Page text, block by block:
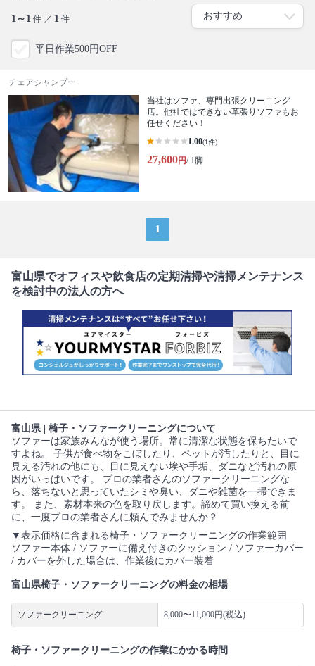
1～1 件 ／ 1 件
平日作業500円OFF
チェアシャンプー
当社はソファ、専門出張クリーニング
店。他社ではできない革張りソファもお
任せください！
1.00(1件)
27,600円/ 1脚
1
富山県でオフィスや飲食店の定期清掃や清掃メンテナンス
を検討中の法人の方へ
富山県 | 椅子・ソファークリーニングについて
ソファーは家族みんなが使う場所。常に清潔な状態を保ちたいで
すよね。 子供が食べ物をこぼしたり、ペットが汚したりと、目に
見える汚れの他にも、目に見えない埃や手垢、ダニなど汚れの原
因がいっぱいです。 プロの業者さんのソファークリーニングな
ら、落ちないと思っていたシミや臭い、ダニや雑菌を一掃できま
す。 また、素材本来の色を取り戻します。諦めて買い換える前
に、一度プロの業者さんに頼んでみませんか？
▼表示価格に含まれる椅子・ソファークリーニングの作業範囲
ソファー本体 / ソファーに備え付きのクッション / ソファーカバー
/ カバーを外した場合は、作業後にカバー装着
富山県椅子・ソファークリーニングの料金の相場
ソファークリーニング 8,000〜11,000円(税込)
椅子・ソファークリーニングの作業にかかる時間